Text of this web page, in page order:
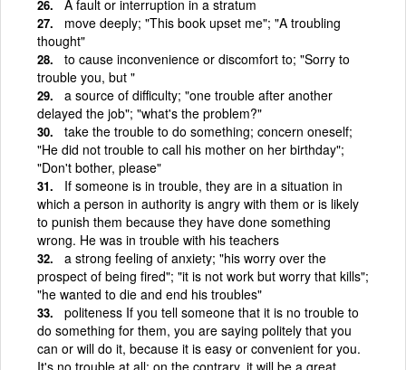
A fault or interruption in a stratum
move deeply; "This book upset me"; "A troubling
thought"
to cause inconvenience or discomfort to; "Sorry to
trouble you, but "
a source of difficulty; "one trouble after another
delayed the job"; "what's the problem?"
take the trouble to do something; concern oneself;
"He did not trouble to call his mother on her birthday";
"Don't bother, please"
If someone is in trouble, they are in a situation in
which a person in authority is angry with them or is likely
to punish them because they have done something
wrong. He was in trouble with his teachers
a strong feeling of anxiety; "his worry over the
prospect of being fired"; "it is not work but worry that kills";
"he wanted to die and end his troubles"
politeness If you tell someone that it is no trouble to
do something for them, you are saying politely that you
can or will do it, because it is easy or convenient for you.
It's no trouble at all; on the contrary, it will be a great